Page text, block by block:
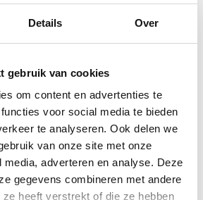
Details Over
gebruik van cookies
om content en advertenties te
voor social media te bieden
te analyseren. Ook delen we
van onze site met onze
adverteren en analyse. Deze
gegevens combineren met andere
ze heeft verstrekt of die ze hebben
lepels kopen?
120/70x15 vredestein
set univ 200mm
-4%